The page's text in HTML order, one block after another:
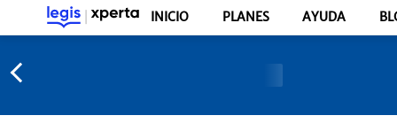
INICIO PLANES AYUDA